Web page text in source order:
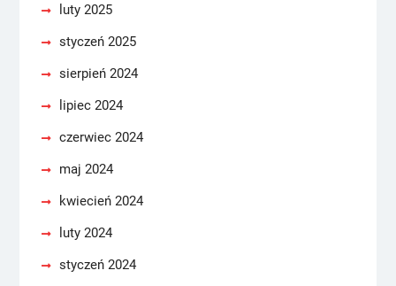
luty 2025
styczeń 2025
sierpień 2024
lipiec 2024
czerwiec 2024
maj 2024
kwiecień 2024
luty 2024
styczeń 2024